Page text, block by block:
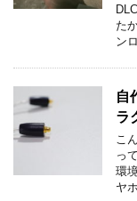
た
ン
自
ラ
こ
っ
環
ヤ